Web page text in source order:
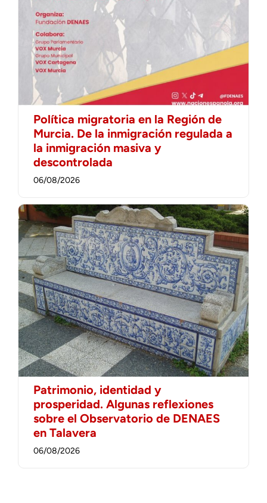
Política migratoria en la Región de
Murcia. De la inmigración regulada a
la inmigración masiva y
descontrolada
06/08/2026
Patrimonio, identidad y
prosperidad. Algunas reflexiones
sobre el Observatorio de DENAES
en Talavera
06/08/2026